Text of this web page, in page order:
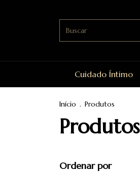
Cuidado Íntimo
Início . Produtos
Produtos
Ordenar por